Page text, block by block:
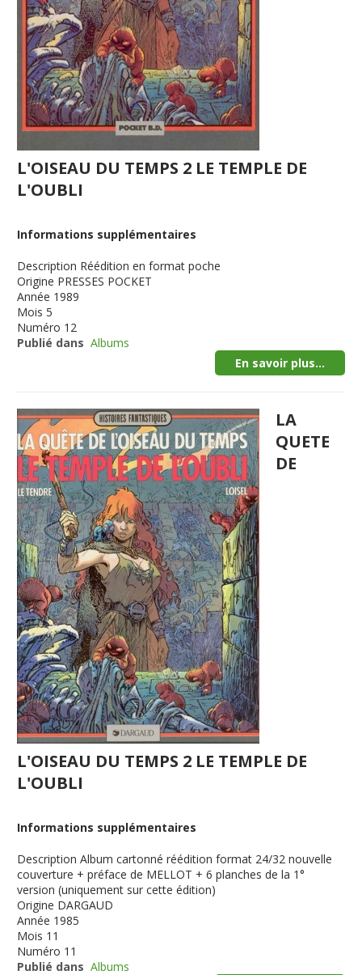
L'OISEAU DU TEMPS 2 LE TEMPLE DE
L'OUBLI
Informations supplémentaires
Description Réédition en format poche
Origine PRESSES POCKET
Année 1989
Mois 5
Numéro 12
Publié dans Albums
En savoir plus...
LA
QUETE
DE
L'OISEAU DU TEMPS 2 LE TEMPLE DE
L'OUBLI
Informations supplémentaires
Description Album cartonné réédition format 24/32 nouvelle
couverture + préface de MELLOT + 6 planches de la 1°
version (uniquement sur cette édition)
Origine DARGAUD
Année 1985
Mois 11
Numéro 11
Publié dans Albums